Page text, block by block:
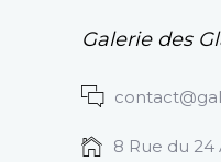
Galerie des
8 Rue du 24